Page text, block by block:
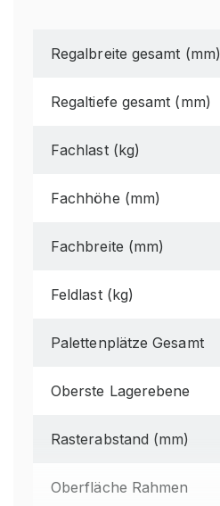
Regalbreite gesamt (mm)
Regaltiefe gesamt (mm)
Fachlast (kg)
Fachhöhe (mm)
Fachbreite (mm)
Feldlast (kg)
Palettenplätze Gesamt
Oberste Lagerebene
Rasterabstand (mm)
Oberfläche Rahmen